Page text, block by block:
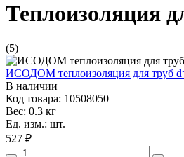
Теплоизоляция
(5)
ИСОДОМ теплоизоляция для труб
В наличии
Код товара: 10508050
Вес: 0.3 кг
Ед. изм.: шт.
527 ₽